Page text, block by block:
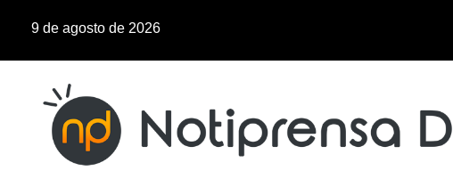
9 de agosto de 2026